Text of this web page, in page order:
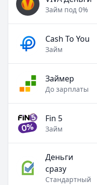
Займ под 0%
Cash To You
Займ
Займер
До зарплаты
Fin 5
Займ
Деньги
сразу
Стандартный